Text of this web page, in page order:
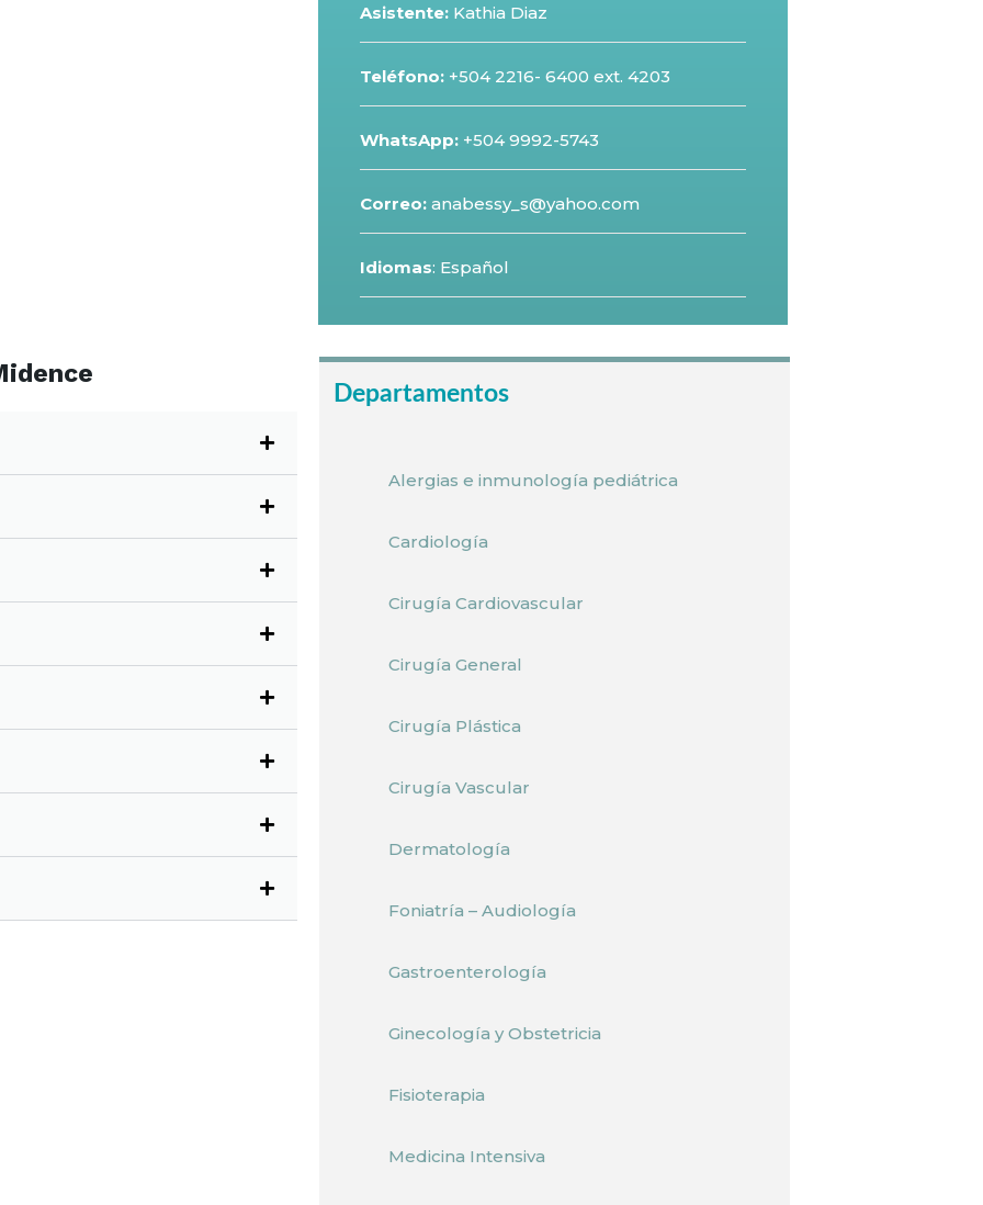
Asistente: Kathia Diaz
Teléfono: +504 2216- 6400 ext. 4203
WhatsApp: +504 9992-5743
Correo:anabessy_s@yahoo.com
Idiomas: Español
Departamentos
Alergias e inmunología pediátrica
Cardiología
Cirugía Cardiovascular
Cirugía General
Cirugía Plástica
Cirugía Vascular
Dermatología
Foniatría – Audiología
Gastroenterología
Ginecología y Obstetricia
Fisioterapia
Medicina Intensiva